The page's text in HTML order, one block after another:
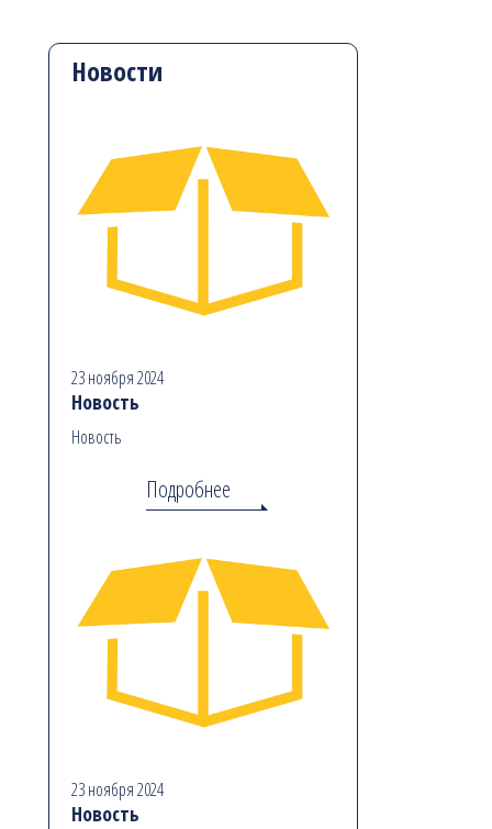
Новости
23 ноября 2024
Новость
Новость
Подробнее
23 ноября 2024
Новость